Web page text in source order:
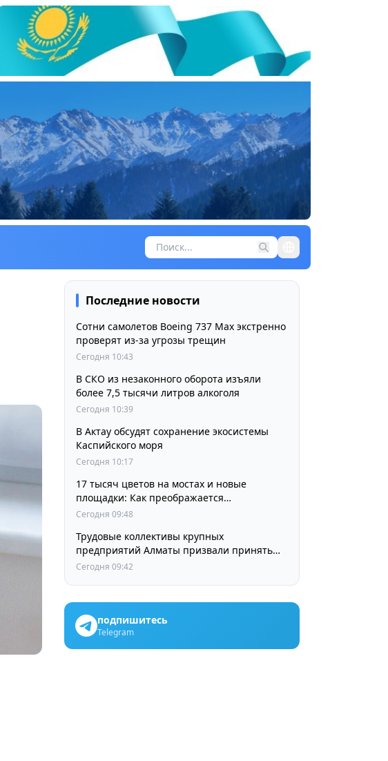
Последние новости
Сотни самолетов Boeing 737 Max экстренно
проверят из-за угрозы трещин
Сегодня 10:43
В СКО из незаконного оборота изъяли
более 7,5 тысячи литров алкоголя
Сегодня 10:39
В Актау обсудят сохранение экосистемы
Каспийского моря
Сегодня 10:17
17 тысяч цветов на мостах и новые
площадки: Как преображается
Наурызбайский район
Сегодня 09:48
Трудовые коллективы крупных
предприятий Алматы призвали принять
участие в выборах членов Курултая
Сегодня 09:42
подпишитесь
Telegram